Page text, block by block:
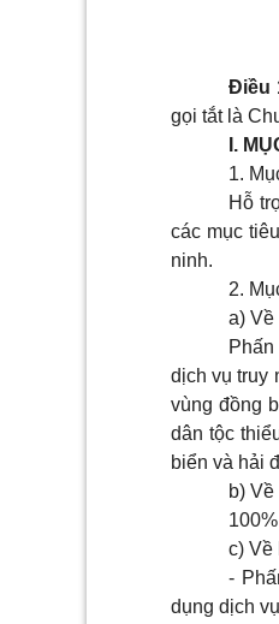
Điều
gọi tắt là
I.
1.
Hỗ
các mục
ninh.
2.
a) Về
dịch vụ truy
vùng đồng
dân tộc
biển và hải
b)
c) Về
-
dụng dịch